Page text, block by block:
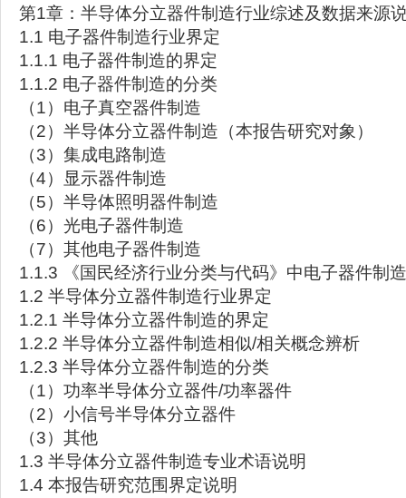
第1章：半导体分立器件制造行业综述及数据来源
1.1 电子器件制造行业界定
1.1.1 电子器件制造的界定
1.1.2 电子器件制造的分类
（1）电子真空器件制造
（2）半导体分立器件制造（本报告研究对象）
（3）集成电路制造
（4）显示器件制造
（5）半导体照明器件制造
（6）光电子器件制造
（7）其他电子器件制造
1.1.3 《国民经济行业分类与代码》中电子器件制
1.2 半导体分立器件制造行业界定
1.2.1 半导体分立器件制造的界定
1.2.2 半导体分立器件制造相似/相关概念辨析
1.2.3 半导体分立器件制造的分类
（1）功率半导体分立器件/功率器件
（2）小信号半导体分立器件
（3）其他
1.3 半导体分立器件制造专业术语说明
1.4 本报告研究范围界定说明